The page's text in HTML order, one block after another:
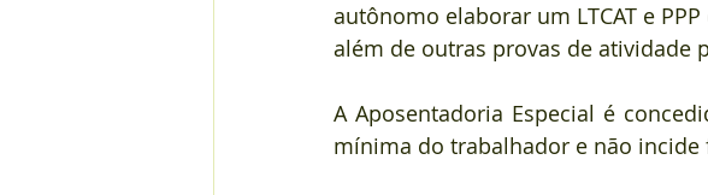
autônomo elaborar um LTCAT e
além de outras provas de atividade
A Aposentadoria Especial é
mínima do trabalhador e não